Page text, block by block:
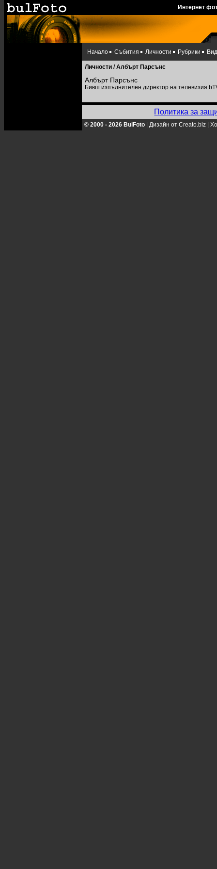
Интернет
Начало Събития Личности Рубрики
Личности / Албърт Парсънс
Албърт Парсънс
Бивш изпълнителен директор на телевизия
Политика за
© 2000 - 2026 BulFoto Дизайн от Creato.biz